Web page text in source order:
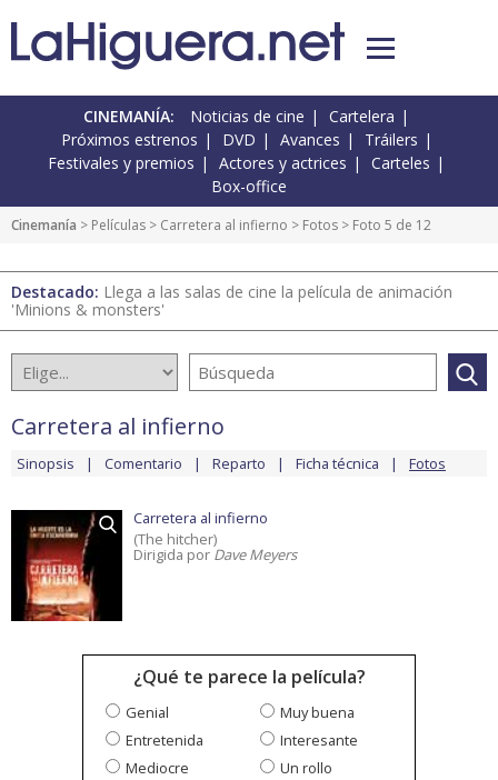
CINEMANÍA: Noticias de cine
Cartelera
Próximos estrenos
DVD Avances
Tráilers
Festivales y premios
Actores y actrices
Carteles
Box-office
Cinemanía > Películas > Carretera al infierno > Fotos > Foto 5 de 12
Destacado: Llega a las salas de cine la película de animación
'Minions & monsters'
Carretera al infierno
Sinopsis Comentario Reparto Ficha técnica Fotos
Carretera al infierno
(The hitcher)
Dirigida por Dave Meyers
¿Qué te parece la película?
Genial
Muy buena
Entretenida
Interesante
Mediocre
Un rollo